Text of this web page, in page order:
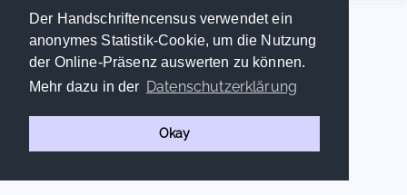
Der Handschriftencensus verwendet ein
anonymes Statistik-Cookie, um die Nutzung
der Online-Präsenz auswerten zu können.
Mehr dazu in der Datenschutzerklärung
Okay